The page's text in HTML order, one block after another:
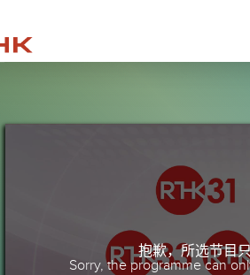
抱歉，所选节目
Sorry, the programme can